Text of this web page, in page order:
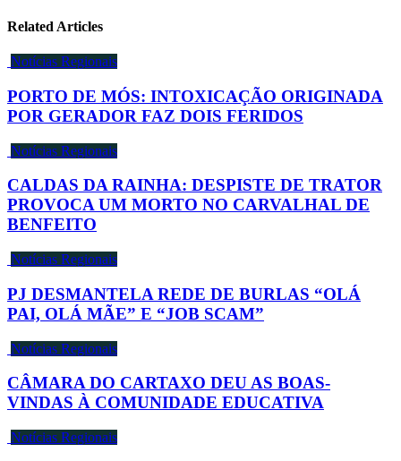
Related Articles
Notícias Regionais
PORTO DE MÓS: INTOXICAÇÃO ORIGINADA
POR GERADOR FAZ DOIS FERIDOS
Notícias Regionais
CALDAS DA RAINHA: DESPISTE DE TRATOR
PROVOCA UM MORTO NO CARVALHAL DE
BENFEITO
Notícias Regionais
PJ DESMANTELA REDE DE BURLAS “OLÁ
PAI, OLÁ MÃE” E “JOB SCAM”
Notícias Regionais
CÂMARA DO CARTAXO DEU AS BOAS-
VINDAS À COMUNIDADE EDUCATIVA
Notícias Regionais